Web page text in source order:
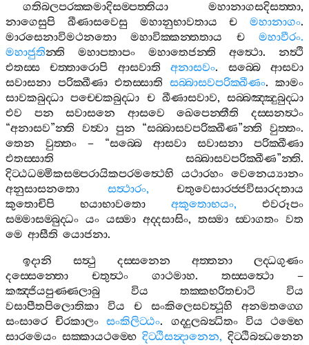
ගතිබලපරක‍්කමාදිසම‍්පත‍්තියා
මහානාගසදිසත‍්තා,
නාගෙසුපි
ඛීණාසවෙසු මහානුභාවතාය ච මහානාගං.
මාරසෙනාවිමථනතො
මහාවික‍්කන‍්තතාය ච මහාවීරං.
මහාජුතින‍්ති මහාපතාපං මහාතෙජන‍්ති අත්‍ථො. නත්‍ථි
එතස‍්ස
චත‍්තාරොපි ආසවාති අනාසවං. සබ‍්බෙ
ආසවා
සවාසනා පරික‍්ඛීණා එතස‍්සාති සබ‍්බාසවපරික‍්ඛීණං. කාමං
සාවකබුද‍්ධා පච‍්චෙකබුද‍්ධා ච ඛීණාසවාව, සබ‍්බඤ‍්ඤුබුද‍්ධා
එව
පන සවාසනෙ ආසවෙ ඛෙපෙන‍්තීති
දස‍්සනත්‍ථං
“අනාසව”න‍්ති වත්‍වා පුන “සබ‍්බාසවපරික‍්ඛීණ”න‍්ති වුත‍්තං.
තෙන
වුත‍්තං – “සබ‍්බෙ ආසවා සවාසනා
පරික‍්ඛීණා
එතස‍්සාති
සබ‍්බාසවපරික‍්ඛීණ”න‍්ති.
දිට‍්ඨධම‍්මිකසම‍්පරායිකපරමත්‍ථෙහි
යථාරහං වෙනෙය්‍යානං
අනුසාසනතො
සත්‍ථාරං,
චතුවෙසාරජ‍්ජවිසාරදතාය
කුතොචිපි
භයාභාවතො අකුතොභයං,
එවරූපං
සම‍්මාසම‍්බුද‍්ධං යං යස‍්මා අද‍්දසාසිං, තස‍්මා ස‍්වාගතං වත
මෙ ආසීති යොජනා.
ඉදානි
සත්‍ථු දස‍්සනෙන අත‍්තනා
ලද‍්ධගුණං
දස‍්සෙන‍්තො
චතුත්‍ථං ගාථමාහ. තස‍්සත්‍ථො –
කඤ‍්ජියපුණ‍්ණලාබු
විය තක‍්කභරිතචාටි
විය
වසාපීතපිලොතිකා
විය ච සංකිලෙසවත්‍ථූහි
අනමතග‍්ගෙ
සංසාරෙ චිරකාලං සංකිලිට‍්ඨං. ගද‍්දුලබන්‍ධිතං විය
ථම‍්භෙ
සාරමෙයං සක‍්කායථම‍්භෙ දිට‍්ඨිසන්‍දානෙන, දිට‍්ඨිබන්‍ධනෙන